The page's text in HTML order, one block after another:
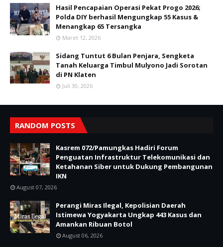
Hasil Pencapaian Operasi Pekat Progo 2026;
Polda DIY berhasil Mengungkap 55 Kasus &
Menangkap 65 Tersangka
Maret 12, 2026
Sidang Tuntut 6 Bulan Penjara, Sengketa
Tanah Keluarga Timbul Mulyono Jadi Sorotan
di PN Klaten
Juli 30, 2026
RANDOM POSTS
Kasrem 072/Pamungkas Hadiri Forum
Penguatan Infrastruktur Telekomunikasi dan
Ketahanan Siber untuk Dukung Pembangunan
IKN
August 07, 2026
Perangi Miras Ilegal, Kepolisian Daerah
Istimewa Yogyakarta Ungkap 443 Kasus dan
Amankan Ribuan Botol
August 06, 2026